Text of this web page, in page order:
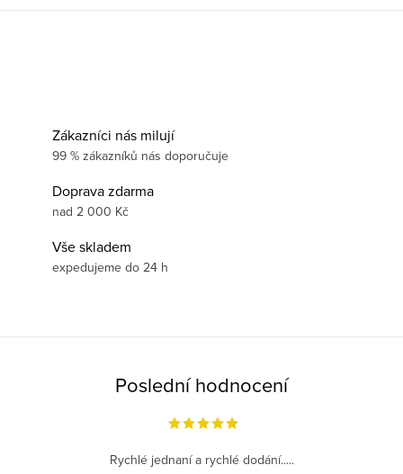
Zákazníci nás milují
99 % zákazníků nás doporučuje
Doprava zdarma
nad 2 000 Kč
Vše skladem
expedujeme do 24 h
Poslední hodnocení
Rychlé jednaní a rychlé dodání.....